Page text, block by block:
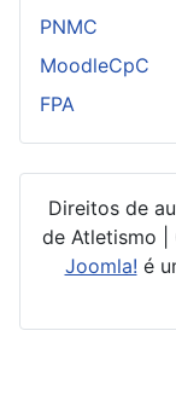
PNMC
MoodleCpC
FPA
Direitos de
de Atletismo |
Joomla! é